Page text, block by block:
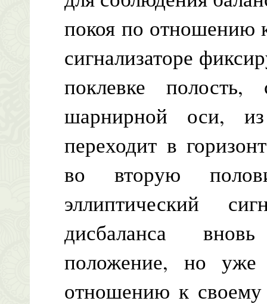
покоя по отношению
сигнализаторе
поклевке полость,
шарнирной оси, из
переходит в
во вторую
эллиптический
дисбаланса
положение, но
отношению к